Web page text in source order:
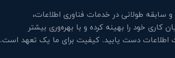
طولانی در خدمات فناوری اطلاعات،
کاری خود را بهینه کرده و با بهره‌وری بیشتر
اطلاعات دست یابید. کیفیت برای ما یک تعهد است.